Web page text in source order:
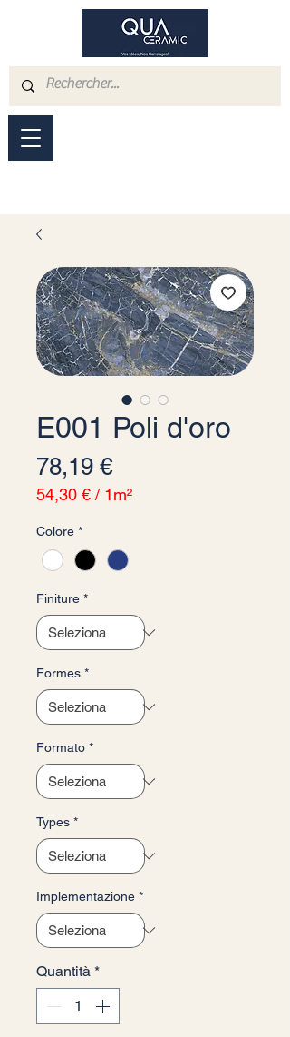
E001 Poli d'oro
78,19 €Prezzo
54,30 € / 1m²
ogni
1
Metro
quadrato
Colore *
Finiture *
Formes *
Formato *
Types *
Implementazione *
Quantità *